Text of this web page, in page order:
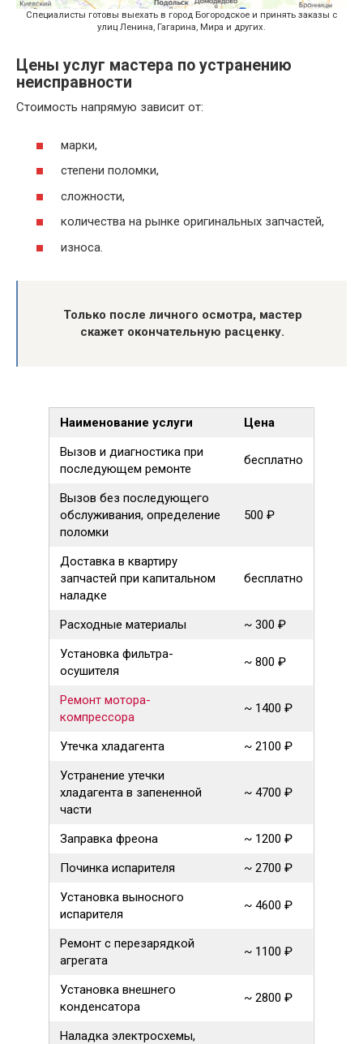
Специалисты готовы выехать в город Богородское и принять заказы с
улиц Ленина, Гагарина, Мира и других.
Цены услуг мастера по устранению
неисправности
Стоимость напрямую зависит от:
марки,
степени поломки,
сложности,
количества на рынке оригинальных запчастей,
износа.
Только после личного осмотра, мастер
скажет окончательную расценку.
Наименование услуги
Цена
Вызов и диагностика при
последующем ремонте
бесплатно
Вызов без последующего
обслуживания, определение
поломки
500 ₽
Доставка в квартиру
запчастей при капитальном
наладке
бесплатно
Расходные материалы
~ 300 ₽
Установка фильтра-
осушителя
~ 800 ₽
Ремонт мотора-
компрессора
~ 1400 ₽
Утечка хладагента
~ 2100 ₽
Устранение утечки
хладагента в запененной
части
~ 4700 ₽
Заправка фреона
~ 1200 ₽
Починка испарителя
~ 2700 ₽
Установка выносного
испарителя
~ 4600 ₽
Ремонт с перезарядкой
агрегата
~ 1100 ₽
Установка внешнего
конденсатора
~ 2800 ₽
Наладка электросхемы,